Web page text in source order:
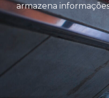
armazena